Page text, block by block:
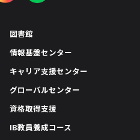
図書館
情報基盤センター
キャリア支援センター
グローバルセンター
資格取得支援
IB教員養成コース